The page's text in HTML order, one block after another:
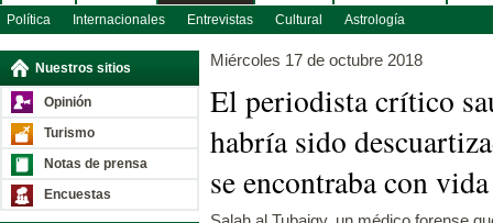
Política Internacionales Entrevistas Cultural Astrología
Nuestros sitios
Opinión
Turismo
Notas de prensa
Encuestas
Miércoles 17 de octubre 2018
El periodista crítico
habría sido
se encontraba con vida